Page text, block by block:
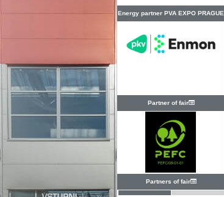
Energy partner PVA EXPO PRAGUE
Partner of fair
Partners of fair